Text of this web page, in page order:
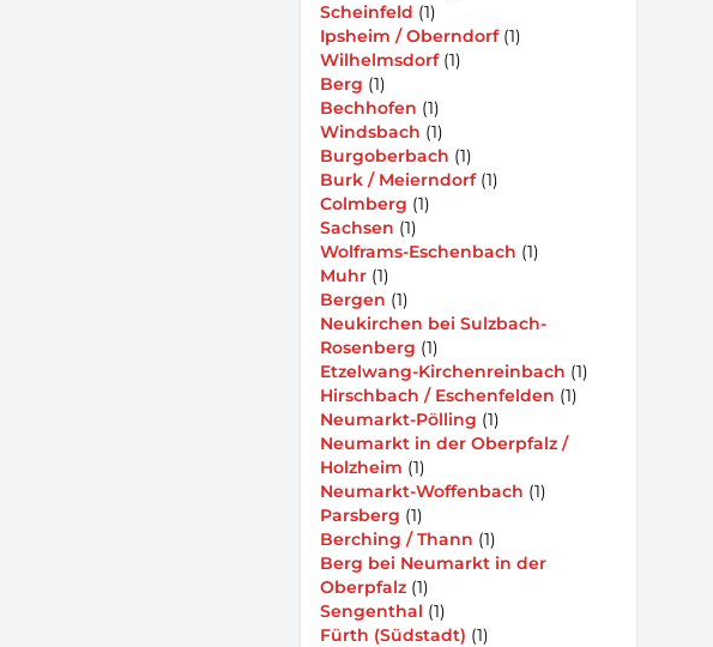
Scheinfeld (1)
Ipsheim / Oberndorf(1)
Wilhelmsdorf(1)
Berg (1)
Bechhofen (1)
Windsbach (1)
Burgoberbach (1)
Burk / Meierndorf(1)
Colmberg (1)
Sachsen (1)
Wolframs-Eschenbach (1)
Muhr (1)
Bergen (1)
Neukirchen bei Sulzbach-
Rosenberg (1)
Etzelwang-Kirchenreinbach (1)
Hirschbach / Eschenfelden (1)
Neumarkt-Pölling (1)
Neumarkt in der Oberpfalz /
Holzheim (1)
Neumarkt-Woffenbach (1)
Parsberg (1)
Berching / Thann (1)
Berg bei Neumarkt in der
Oberpfalz (1)
Sengenthal (1)
Fürth (Südstadt) (1)